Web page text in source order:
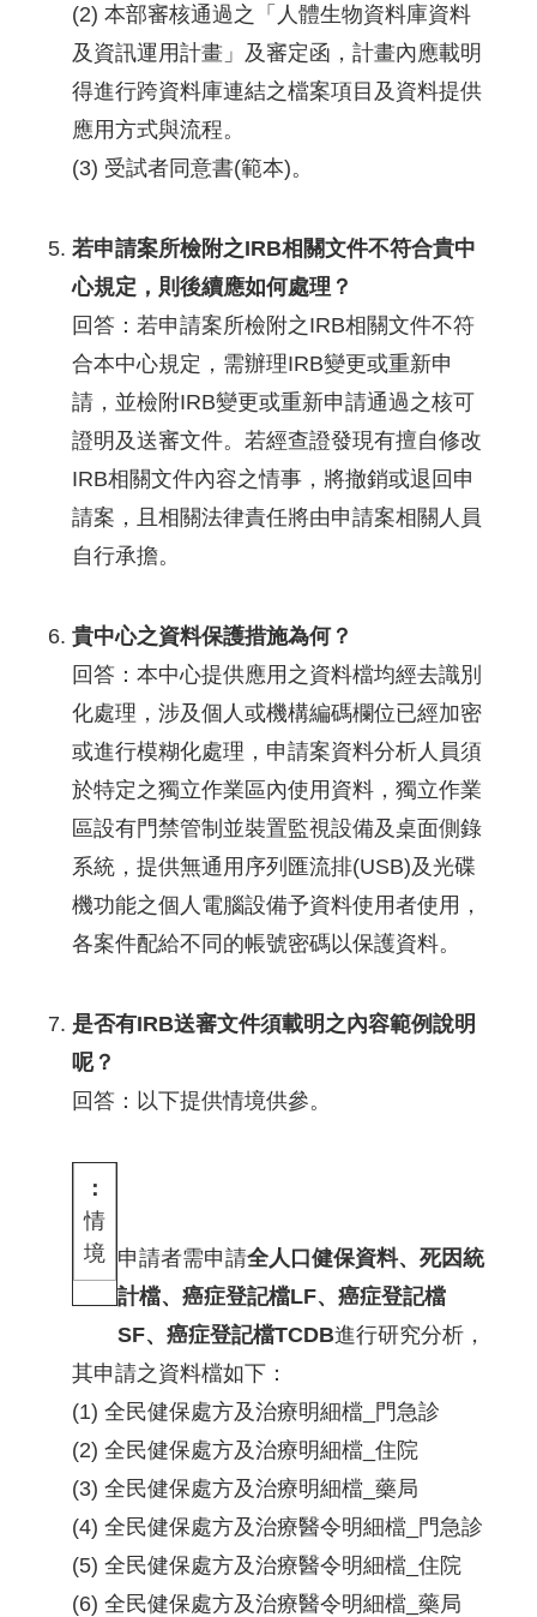
(2) 本部審核通過之「人體生物資料庫資料
及資訊運用計畫」及審定函，計畫內應載明
得進行跨資料庫連結之檔案項目及資料提供
應用方式與流程。
(3) 受試者同意書(範本)。
若申請案所檢附之IRB相關文件不符合貴中
心規定，則後續應如何處理？
回答：若申請案所檢附之IRB相關文件不符
合本中心規定，需辦理IRB變更或重新申
請，並檢附IRB變更或重新申請通過之核可
證明及送審文件。若經查證發現有擅自修改
IRB相關文件內容之情事，將撤銷或退回申
請案，且相關法律責任將由申請案相關人員
自行承擔。
貴中心之資料保護措施為何？
回答：本中心提供應用之資料檔均經去識別
化處理，涉及個人或機構編碼欄位已經加密
或進行模糊化處理，申請案資料分析人員須
於特定之獨立作業區內使用資料，獨立作業
區設有門禁管制並裝置監視設備及桌面側錄
系統，提供無通用序列匯流排(USB)及光碟
機功能之個人電腦設備予資料使用者使用，
各案件配給不同的帳號密碼以保護資料。
是否有IRB送審文件須載明之內容範例說明
呢？
回答：以下提供情境供參。
情
境 申請者需申請全人口健保資料、死因統
計檔、癌症登記檔LF、癌症登記檔
SF、癌症登記檔TCDB進行研究分析，
其申請之資料檔如下：
(1) 全民健保處方及治療明細檔_門急診
(2) 全民健保處方及治療明細檔_住院
(3) 全民健保處方及治療明細檔_藥局
(4) 全民健保處方及治療醫令明細檔_門急診
(5) 全民健保處方及治療醫令明細檔_住院
(6) 全民健保處方及治療醫令明細檔_藥局